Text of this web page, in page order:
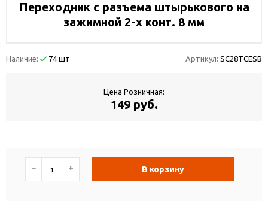
Переходник с разъема штырькового на
зажимной 2-х конт. 8 мм
Наличие: 74 шт Артикул: SC28TCESB
Цена Розничная:
149 руб.
− + В корзину